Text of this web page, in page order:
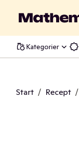
Kategorier
Start / Recept /